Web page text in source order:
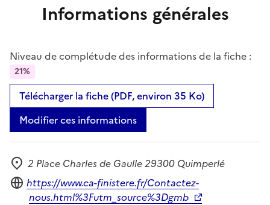
Informations générales
Niveau de complétude des informations de la fiche :
21%
Télécharger la fiche (PDF, environ 35 Ko)
Modifier ces informations
Adresse
2 Place Charles de Gaulle 29300 Quimperlé
Site internet
https://www.ca-finistere.fr/Contactez-
nous.html%3Futm_source%3Dgmb